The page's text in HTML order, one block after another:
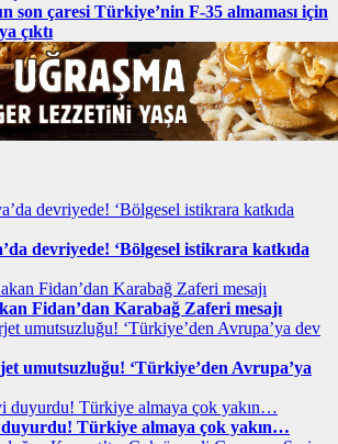
son çaresi Türkiye’nin F-35 almaması için
çıktı
devriyede! ‘Bölgesel istikrara katkıda
Fidan’dan Karabağ Zaferi mesajı
umutsuzluğu! ‘Türkiye’den Avrupa’ya
duyurdu! Türkiye almaya çok yakın…